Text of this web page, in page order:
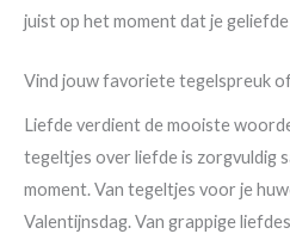
juist op het moment dat je
Vind jouw favoriete tegelspreuk
Liefde verdient de mooiste
tegeltjes over liefde is zorgvuldig
moment. Van tegeltjes voor je
Valentijnsdag. Van grappige